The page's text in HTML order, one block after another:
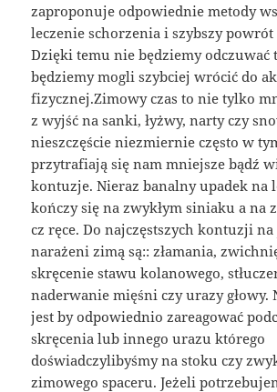
zaproponuje odpowiednie metody
leczenie schorzenia i szybszy
Dzięki temu nie będziemy odczuwać
będziemy mogli szybciej wrócić do
fizycznej.Zimowy czas to nie tylko
z wyjść na sanki, łyżwy, narty czy
nieszczęście niezmiernie często w
przytrafiają się nam mniejsze bądź
kontuzje. Nieraz banalny upadek na
kończy się na zwykłym siniaku a na
cz ręce. Do najczęstszych kontuzji
narażeni zimą są:: złamania,
skręcenie stawu kolanowego,
naderwanie mięśni czy urazy głowy.
jest by odpowiednio zareagować
skręcenia lub innego urazu którego
doświadczylibyśmy na stoku czy
zimowego spaceru. Jeżeli